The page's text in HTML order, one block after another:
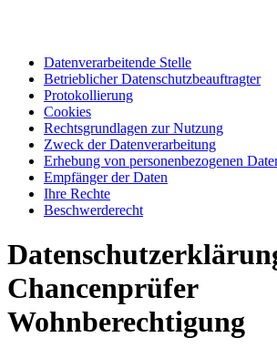
Datenverarbeitende Stelle
Betrieblicher Datenschutzbeauftragter
Protokollierung
Cookies
Rechtsgrundlagen zur Nutzung
Zweck der Datenverarbeitung
Erhebung von personenbezogenen
Empfänger der Daten
Ihre Rechte
Beschwerderecht
Chancenprüfer
Wohnberechtigung